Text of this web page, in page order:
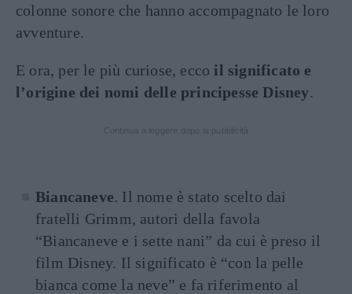
colonne sonore che hanno accompagnato le loro
avventure.
E ora, per le più curiose, ecco il significato e
l’origine dei nomi delle principesse Disney.
Biancaneve. Il nome è stato scelto dai
fratelli Grimm, autori della favola
“Biancaneve e i sette nani” da cui è preso il
film Disney. Il significato è “con la pelle
bianca come la neve” e fa riferimento al